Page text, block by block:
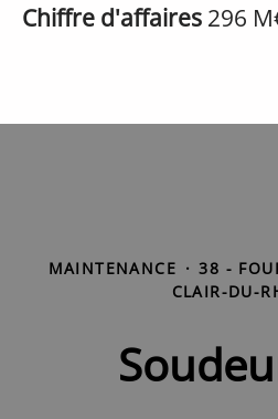
Chiffre d'affaires 296
MAINTENANCE · 38 -
CLAIR-DU-